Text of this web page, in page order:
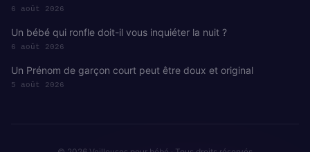
6 août 2026
Un bébé qui ronfle doit-il vous inquiéter la nuit ?
6 août 2026
Un Prénom de garçon court peut être doux et original
5 août 2026